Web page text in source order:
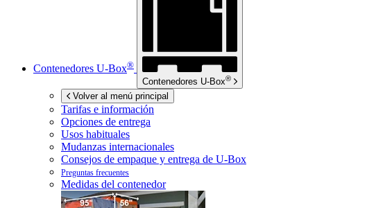
Contenedores U-Box®
Contenedores U-Box®
Volver al menú principal
Tarifas e información
Opciones de entrega
Usos habituales
Mudanzas internacionales
Consejos de empaque y entrega de U-Box
Preguntas frecuentes
Medidas del contenedor